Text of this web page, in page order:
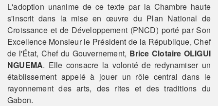
L'adoption unanime de ce texte par la Chambre haute
s'inscrit dans la mise en œuvre du Plan National de
Croissance et de Développement (PNCD) porté par Son
Excellence Monsieur le Président de la République, Chef
de l'État, Chef du Gouvernement, Brice Clotaire OLIGUI
NGUEMA. Elle consacre la volonté de redynamiser un
établissement appelé à jouer un rôle central dans le
rayonnement des arts, des rites et des traditions du
Gabon.